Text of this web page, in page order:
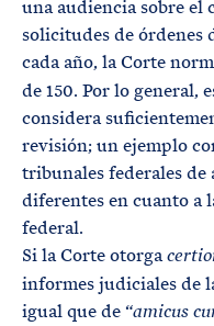
una audiencia sobre el
solicitudes de órdenes
cada año, la Corte
de 150. Por lo general,
considera
revisión; un ejemplo
tribunales federales de
diferentes en cuanto a
federal.
Si la Corte otorga
informes judiciales de
igual que de “amicus